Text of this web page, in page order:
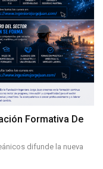
Formativa De
difunde la nueva